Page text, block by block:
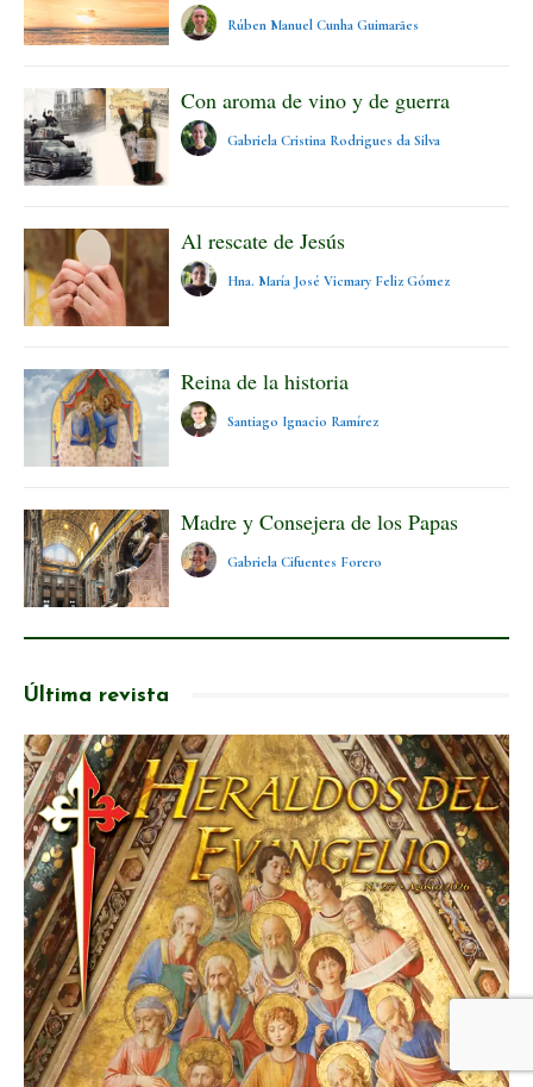
Rúben Manuel Cunha Guimarães
Con aroma de vino y de guerra
Gabriela Cristina Rodrigues da Silva
Al rescate de Jesús
Hna. María José Vicmary Feliz Gómez
Reina de la historia
Santiago Ignacio Ramírez
Madre y Consejera de los Papas
Gabriela Cifuentes Forero
Última revista